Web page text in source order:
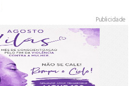
Publicidade